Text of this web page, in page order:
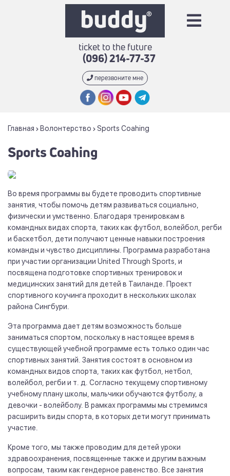
ticket to the future
(096) 214-77-37
перезвоните мне
Главная Волонтерство Sports Coahing
Sports Coahing
Во время программы вы будете проводить спортивные
занятия, чтобы помочь детям развиваться социально,
физически и умственно. Благодаря тренировкам в
командных видах спорта, таких как футбол, волейбол, регби
и баскетбол, дети получают ценные навыки построения
команды и чувство дисциплины. Программа разработана
при участии организации United Through Sports, и
посвящена подготовке спортивных тренировок и
медицинских занятий для детей в Таиланде. Проект
спортивного коучинга проходит в нескольких школах
района Сингбури.
Эта программа дает детям возможность больше
заниматься спортом, поскольку в настоящее время в
существующей учебной программе есть только один час
спортивных занятий. Занятия состоят в основном из
командных видов спорта, таких как футбол, нетбол,
волейбол, регби и т. д. Согласно текущему спортивному
учебному плану школы, мальчики обучаются футболу, а
девочки - волейболу. В рамках программы мы стремимся
расширить виды спорта, в которых дети могут принимать
участие.
Кроме того, мы также проводим для детей уроки
здравоохранения, посвященные также и другим важным
вопросам, таким как гендерное равенство. Все занятия